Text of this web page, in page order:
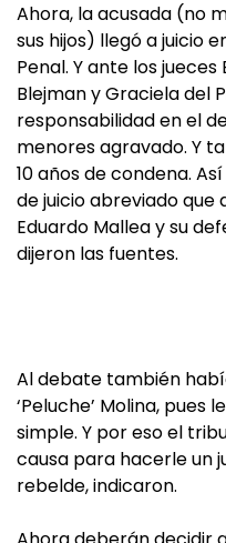
Ahora, la acusada (no
sus hijos) llegó a juicio
Penal. Y ante los
Blejman y Graciela del
responsabilidad en el
menores agravado. Y
10 años de condena.
de juicio abreviado que
Eduardo Mallea y su
dijeron las fuentes.
Al debate también
‘Peluche’ Molina, pues
simple. Y por eso el
causa para hacerle un
rebelde, indicaron.